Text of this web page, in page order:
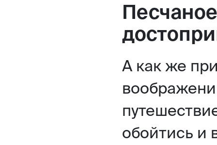
А как же
обойтись и